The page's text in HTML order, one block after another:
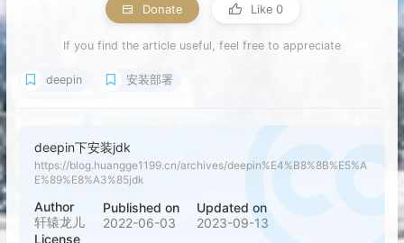
Donate Like 0
If you find the article useful, feel free to appreciate
deepin 安装部署
deepin下安装jdk
https://blog.huangge1199.cn/archives/deepin%E4%B8%8B%E5%A
E%89%E8%A3%85jdk
Author
轩辕龙儿
Published on
2022-06-03
Updated on
2023-09-13
License